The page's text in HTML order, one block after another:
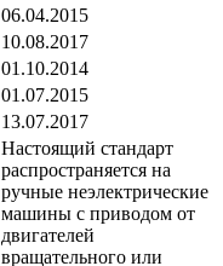
06.04.2015
10.08.2017
01.10.2014
01.07.2015
13.07.2017
Настоящий стандарт
распространяется на
ручные неэлектрические
машины с приводом от
двигателей
вращательного или